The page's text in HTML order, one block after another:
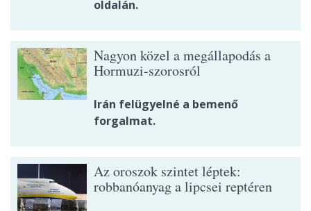
oldalán.
Nagyon közel a megállapodás a
Hormuzi-szorosról
Irán felügyelné a bemenő
forgalmat.
Az oroszok szintet léptek:
robbanóanyag a lipcsei reptéren